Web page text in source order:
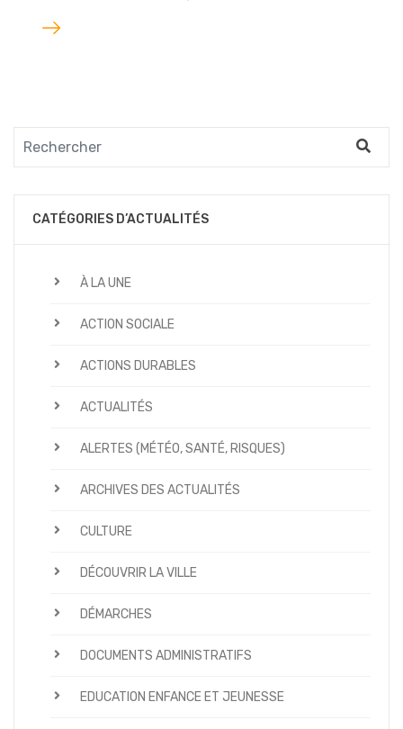
Lire
l'article
CATÉGORIES D’ACTUALITÉS
À LA UNE
ACTION SOCIALE
ACTIONS DURABLES
ACTUALITÉS
ALERTES (MÉTÉO, SANTÉ, RISQUES)
ARCHIVES DES ACTUALITÉS
CULTURE
DÉCOUVRIR LA VILLE
DÉMARCHES
DOCUMENTS ADMINISTRATIFS
EDUCATION ENFANCE ET JEUNESSE